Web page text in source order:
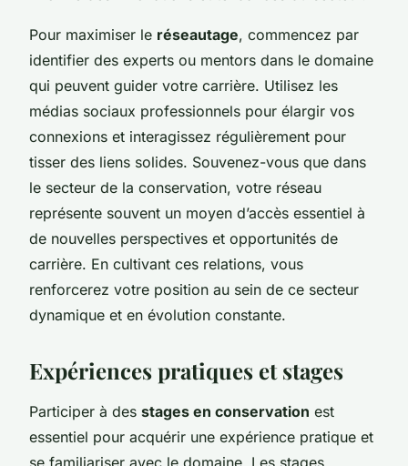
Pour maximiser le réseautage, commencez par
identifier des experts ou mentors dans le domaine
qui peuvent guider votre carrière. Utilisez les
médias sociaux professionnels pour élargir vos
connexions et interagissez régulièrement pour
tisser des liens solides. Souvenez-vous que dans
le secteur de la conservation, votre réseau
représente souvent un moyen d’accès essentiel à
de nouvelles perspectives et opportunités de
carrière. En cultivant ces relations, vous
renforcerez votre position au sein de ce secteur
dynamique et en évolution constante.
Expériences pratiques et stages
Participer à des stages en conservation est
essentiel pour acquérir une expérience pratique et
se familiariser avec le domaine. Les stages